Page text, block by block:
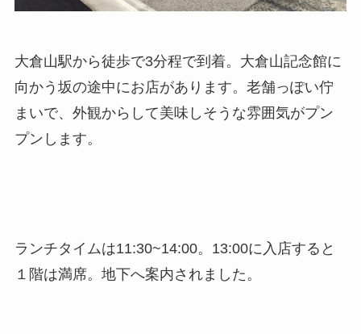
大倉山駅から徒歩で3分程で到着。大倉山記念館に
向かう坂の途中にお店があります。老舗っぽい佇
まいで、外観からして美味しそうな雰囲気がプン
プンします。
ランチタイムは11:30~14:00。13:00に入店すると
１階は満席。地下へ案内されました。